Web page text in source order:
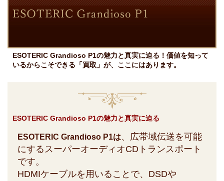
ESOTERIC Grandioso P1の魅力と真実に迫る！価値を知って
いるからこそできる「買取」が、ここにはあります。
ESOTERIC Grandioso P1の魅力と真実に迫る
ESOTERIC Grandioso P1は、広帯域伝送を可能
にするスーパーオーディオCDトランスポート
です。
HDMIケーブルを用いることで、DSDや